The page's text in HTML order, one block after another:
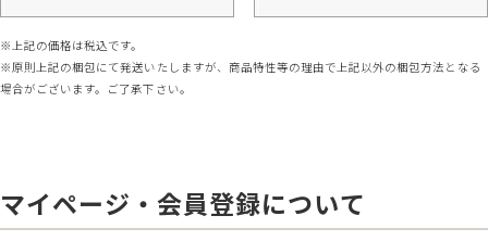
※上記の価格は税込です。
※原則上記の梱包にて発送いたしますが、商品特性等の理由で上記以外の梱包方法となる
場合がございます。ご了承下さい。
マイページ・会員登録について